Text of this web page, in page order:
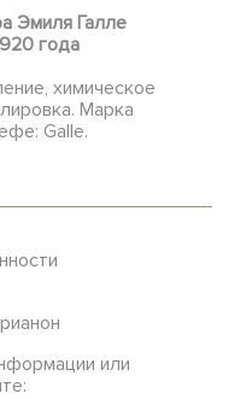
Эмиля Галле
года
химическое
Марка
Galle.
или